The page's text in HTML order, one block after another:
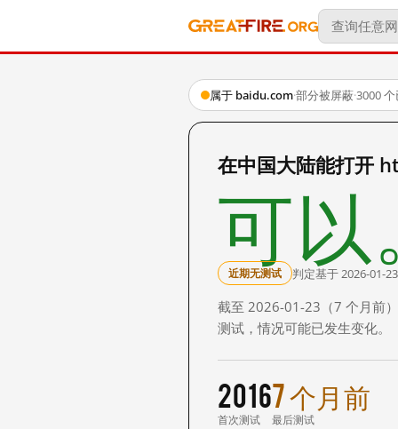
属于 baidu.com·部分被屏蔽·3000
在中国大陆能打开
可以
近期无测试 判定基于 2026-01-
截至 2026-01-23（7 个月前
测试，情况可能已发生变化。
2016
首次测试
7 个月前
最后测试